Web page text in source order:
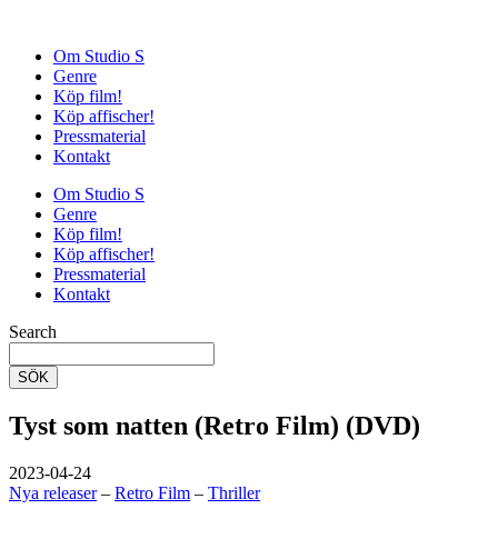
Om Studio S
Genre
Köp film!
Köp affischer!
Pressmaterial
Kontakt
Om Studio S
Genre
Köp film!
Köp affischer!
Pressmaterial
Kontakt
Search
SÖK
Tyst som natten (Retro Film) (DVD)
2023-04-24
Nya releaser– Retro Film – Thriller